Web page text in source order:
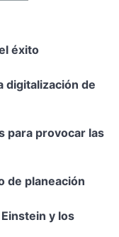
éxito
digitalización de
para provocar las
de planeación
y los